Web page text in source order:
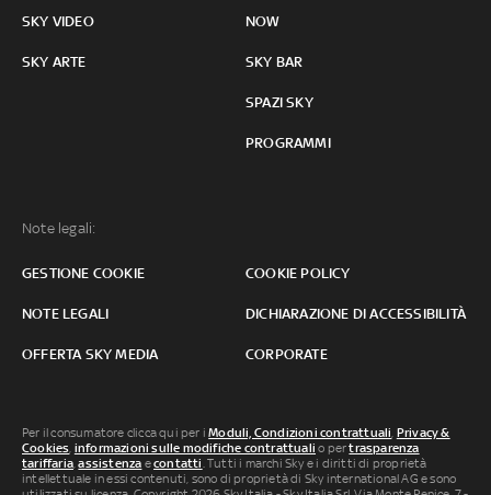
SKY VIDEO
SKY ARTE
NOW
SKY BAR
SPAZI SKY
PROGRAMMI
Note legali:
GESTIONE COOKIE COOKIE POLICY
NOTE LEGALI DICHIARAZIONE DI ACCESSIBILITÀ
OFFERTA SKY MEDIA CORPORATE
Per il consumatore clicca qui per iModuli, Condizioni contrattuali, Privacy &
Cookies, informazioni sulle modifiche contrattuali o pertrasparenza
tariffaria,assistenza econtatti. Tutti i marchi Sky e i diritti di proprietà
intellettuale in essi contenuti, sono di proprietà di Sky international AG e sono